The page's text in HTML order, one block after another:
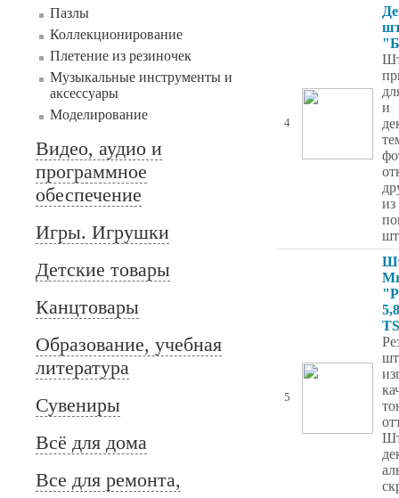
Пазлы
Коллекционирование
Плетение из резиночек
Музыкальные инструменты и
аксессуары
Моделирование
Видео, аудио и
программное
обеспечение
Игры. Игрушки
Детские товары
Канцтовары
Образование, учебная
литература
Сувениры
Всё для дома
Все для ремонта,
4
и
5